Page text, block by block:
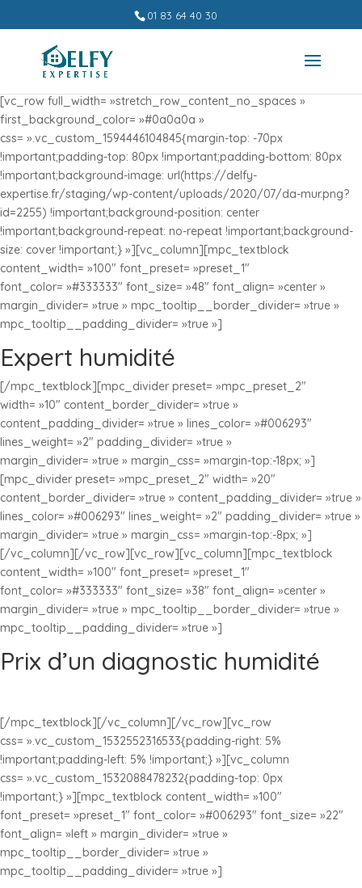
01 83 64 40 30
[vc_row full_width= »stretch_row_content_no_spaces »
first_background_color= »#0a0a0a »
css= ».vc_custom_1594446104845{margin-top: -70px
!important;padding-top: 80px !important;padding-bottom: 80px
!important;background-image: url(https://delfy-
expertise.fr/staging/wp-content/uploads/2020/07/da-mur.png?
id=2255) !important;background-position: center
!important;background-repeat: no-repeat !important;background-
size: cover !important;} »][vc_column][mpc_textblock
content_width= »100″ font_preset= »preset_1″
font_color= »#333333″ font_size= »48″ font_align= »center »
margin_divider= »true » mpc_tooltip__border_divider= »true »
mpc_tooltip__padding_divider= »true »]
Expert humidité
[/mpc_textblock][mpc_divider preset= »mpc_preset_2″
width= »10″ content_border_divider= »true »
content_padding_divider= »true » lines_color= »#006293″
lines_weight= »2″ padding_divider= »true »
margin_divider= »true » margin_css= »margin-top:-18px; »]
[mpc_divider preset= »mpc_preset_2″ width= »20″
content_border_divider= »true » content_padding_divider= »true »
lines_color= »#006293″ lines_weight= »2″ padding_divider= »true »
margin_divider= »true » margin_css= »margin-top:-8px; »]
[/vc_column][/vc_row][vc_row][vc_column][mpc_textblock
content_width= »100″ font_preset= »preset_1″
font_color= »#333333″ font_size= »38″ font_align= »center »
margin_divider= »true » mpc_tooltip__border_divider= »true »
mpc_tooltip__padding_divider= »true »]
Prix d’un diagnostic humidité
[/mpc_textblock][/vc_column][/vc_row][vc_row
css= ».vc_custom_1532552316533{padding-right: 5%
!important;padding-left: 5% !important;} »][vc_column
css= ».vc_custom_1532088478232{padding-top: 0px
!important;} »][mpc_textblock content_width= »100″
font_preset= »preset_1″ font_color= »#006293″ font_size= »22″
font_align= »left » margin_divider= »true »
mpc_tooltip__border_divider= »true »
mpc_tooltip__padding_divider= »true »]